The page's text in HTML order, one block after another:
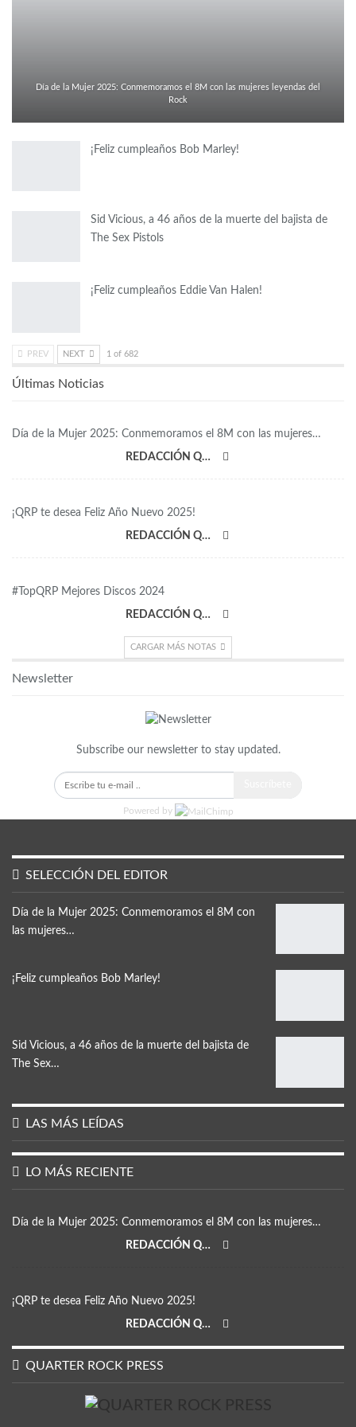
Día de la Mujer 2025: Conmemoramos el 8M con las mujeres leyendas del
Rock
¡Feliz cumpleaños Bob Marley!
Sid Vicious, a 46 años de la muerte del bajista de
The Sex Pistols
¡Feliz cumpleaños Eddie Van Halen!
PREV NEXT 1 of 682
Últimas Noticias
Día de la Mujer 2025: Conmemoramos el 8M con las mujeres…
REDACCIÓN QRP
¡QRP te desea Feliz Año Nuevo 2025!
REDACCIÓN QRP
#TopQRP Mejores Discos 2024
REDACCIÓN QRP
CARGAR MÁS NOTAS
Newsletter
Subscribe our newsletter to stay updated.
Powered by
SELECCIÓN DEL EDITOR
Día de la Mujer 2025: Conmemoramos el 8M con
las mujeres…
¡Feliz cumpleaños Bob Marley!
Sid Vicious, a 46 años de la muerte del bajista de
The Sex…
LAS MÁS LEÍDAS
LO MÁS RECIENTE
Día de la Mujer 2025: Conmemoramos el 8M con las mujeres…
REDACCIÓN QRP
¡QRP te desea Feliz Año Nuevo 2025!
REDACCIÓN QRP
QUARTER ROCK PRESS